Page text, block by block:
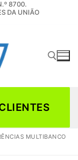
8700.
DA UNIÃO
MULTIBANCO